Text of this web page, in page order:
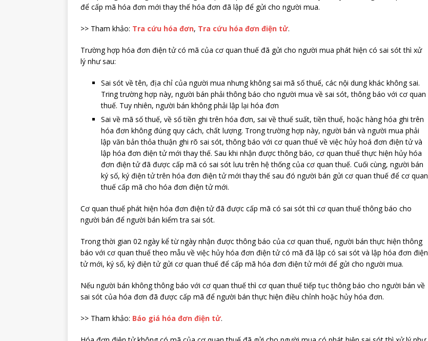
để cấp mã hóa đơn mới thay thế hóa đơn đã lập để gửi cho người mua.
>> Tham khảo: Tra cứu hóa đơn, Tra cứu hóa đơn điện tử.
Trường hợp hóa đơn điện tử có mã của cơ quan thuế đã gửi cho người mua phát hiện có sai sót thì xử
lý như sau:
Sai sót về tên, địa chỉ của người mua nhưng không sai mã số thuế, các nội dung khác không sai.
Tring trường hợp này, người bán phải thông báo cho người mua về sai sót, thông báo với cơ quan
thuế. Tuy nhiên, người bán không phải lập lại hóa đơn
Sai về mã số thuế, về số tiền ghi trên hóa đơn, sai về thuế suất, tiền thuế, hoặc hàng hóa ghi trên
hóa đơn không đúng quy cách, chất lượng. Trong trường hợp này, người bán và người mua phải
lập văn bản thỏa thuận ghi rõ sai sót, thông báo với cơ quan thuế về việc hủy hoá đơn điện tử và
lập hóa đơn điện tử mới thay thế. Sau khi nhận được thông báo, cơ quan thuế thực hiện hủy hóa
đơn điện tử đã được cấp mã có sai sót lưu trên hệ thống của cơ quan thuế. Cuối cùng, người bán
ký số, ký điện tử trên hóa đơn điện tử mới thay thế sau đó người bán gửi cơ quan thuế để cơ quan
thuế cấp mã cho hóa đơn điện tử mới.
Cơ quan thuế phát hiện hóa đơn điện tử đã được cấp mã có sai sót thì cơ quan thuế thông báo cho
người bán để người bán kiểm tra sai sót.
Trong thời gian 02 ngày kể từ ngày nhận được thông báo của cơ quan thuế, người bán thực hiện thông
báo với cơ quan thuế theo mẫu về việc hủy hóa đơn điện tử có mã đã lập có sai sót và lập hóa đơn điện
tử mới, ký số, ký điện tử gửi cơ quan thuế để cấp mã hóa đơn điện tử mới để gửi cho người mua.
Nếu người bán không thông báo với cơ quan thuế thì cơ quan thuế tiếp tục thông báo cho người bán về
sai sót của hóa đơn đã được cấp mã để người bán thực hiện điều chỉnh hoặc hủy hóa đơn.
>> Tham khảo: Báo giá hóa đơn điện tử.